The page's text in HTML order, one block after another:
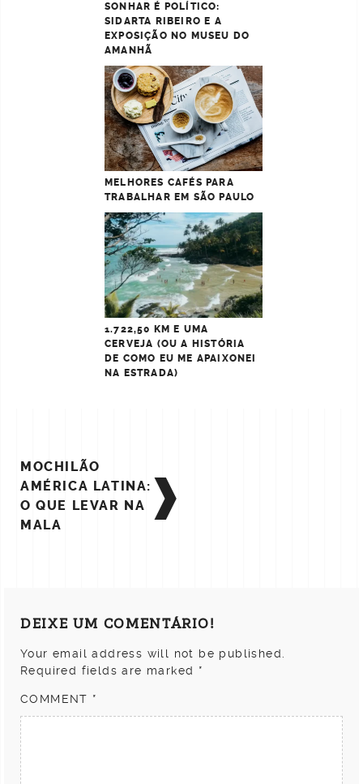
SONHAR É POLÍTICO:
SIDARTA RIBEIRO E A
EXPOSIÇÃO NO MUSEU DO
AMANHÃ
MELHORES CAFÉS PARA
TRABALHAR EM SÃO PAULO
1.722,50 KM E UMA
CERVEJA (OU A HISTÓRIA
DE COMO EU ME APAIXONEI
NA ESTRADA)
POST
NAVIGATION
MOCHILÃO
AMÉRICA LATINA:
O QUE LEVAR NA
MALA
DEIXE UM COMENTÁRIO!
Your email address will not be published.
Required fields are marked *
COMMENT *